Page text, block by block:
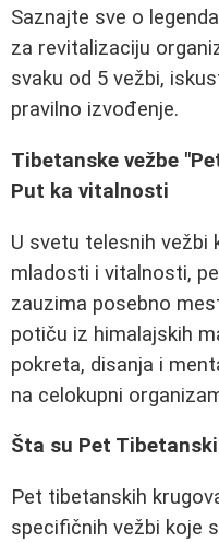
Saznajte sve o
za revitalizaciju
svaku od 5 vežbi,
pravilno izvođenje.
Tibetanske vežbe
Put ka vitalnosti
U svetu telesnih vežbi
mladosti i vitalnosti,
zauzima posebno
potiču iz himalajskih
pokreta, disanja i
na celokupni
Šta su Pet
Pet tibetanskih
specifičnih vežbi koje